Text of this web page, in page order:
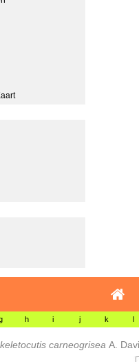
h i j k l
carneogrisea A.